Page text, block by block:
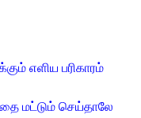
எளிய பரிகாரம்
மட்டும் செய்தாலே